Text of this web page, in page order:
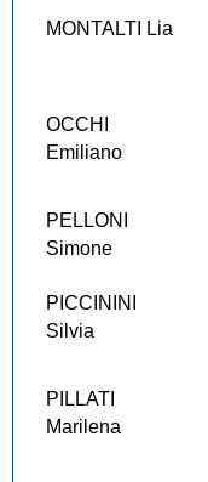
MONTALTI Lia
OCCHI
Emiliano
PELLONI
Simone
PICCININI
Silvia
PILLATI
Marilena